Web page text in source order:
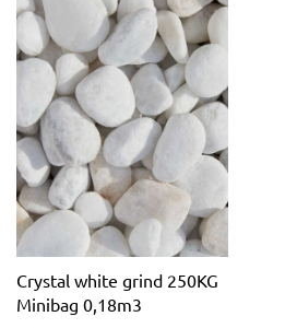
Crystal white grind 250KG
Minibag 0,18m3